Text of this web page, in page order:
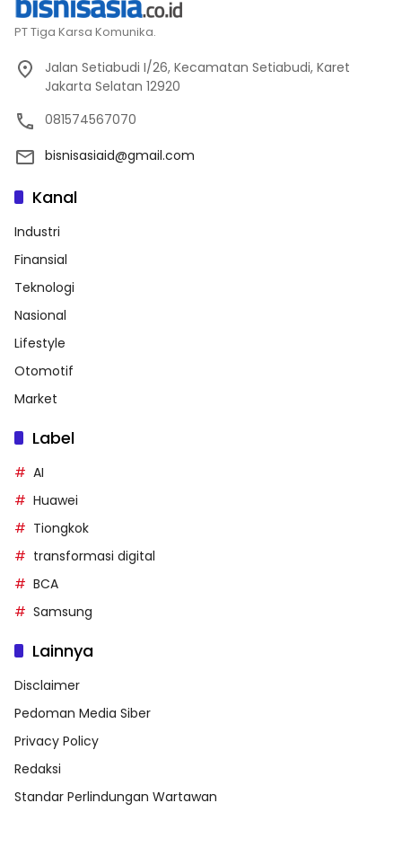
PT Tiga Karsa Komunika.
Jalan Setiabudi I/26, Kecamatan Setiabudi, Karet
Jakarta Selatan 12920
081574567070
bisnisasiaid@gmail.com
Kanal
Industri
Finansial
Teknologi
Nasional
Lifestyle
Otomotif
Market
Label
AI
Huawei
Tiongkok
transformasi digital
BCA
Samsung
Lainnya
Disclaimer
Pedoman Media Siber
Privacy Policy
Redaksi
Standar Perlindungan Wartawan